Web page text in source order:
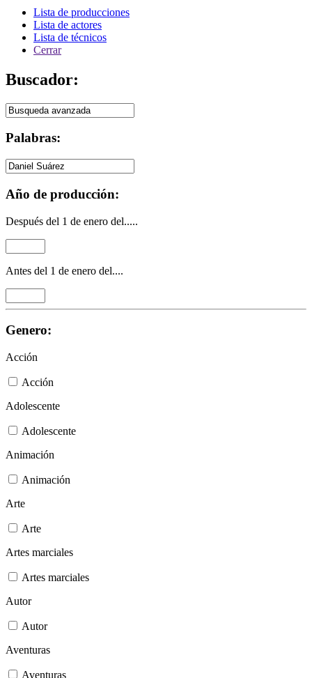
Lista de producciones
Lista de actores
Lista de técnicos
Cerrar
Buscador:
Palabras:
Año de producción:
Después del 1 de enero del.....
Antes del 1 de enero del....
Genero:
Acción
Acción
Adolescente
Adolescente
Animación
Animación
Arte
Arte
Artes marciales
Artes marciales
Autor
Autor
Aventuras
Aventuras